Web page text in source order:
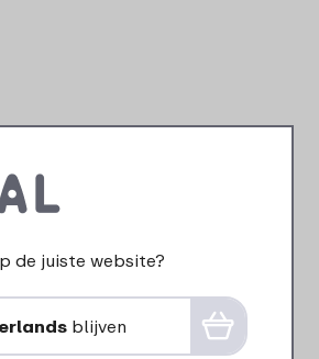
de juiste website?
blijven